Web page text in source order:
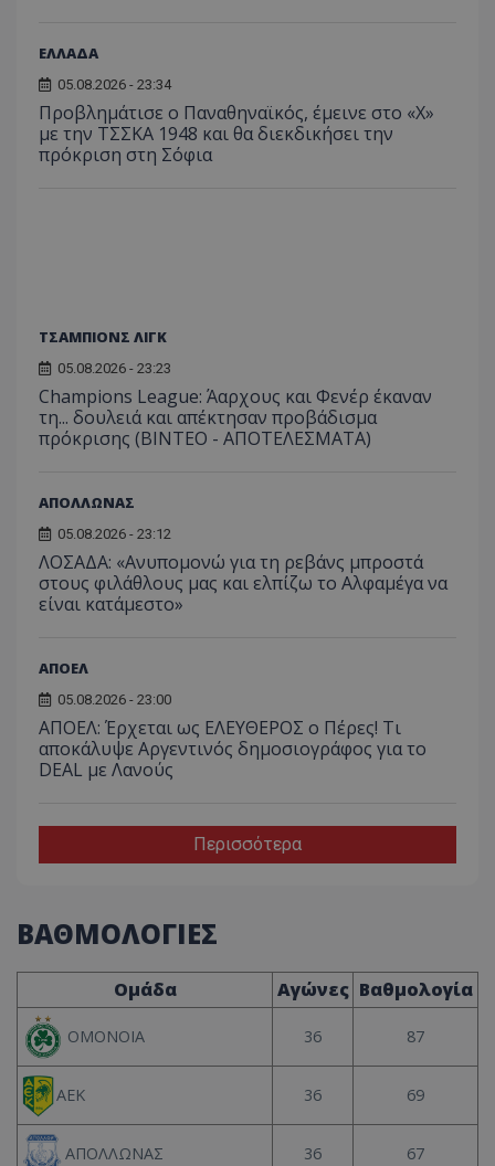
ΕΛΛΑΔΑ
05.08.2026 - 23:34
Προβλημάτισε ο Παναθηναϊκός, έμεινε στο «Χ»
με την ΤΣΣΚΑ 1948 και θα διεκδικήσει την
πρόκριση στη Σόφια
ΤΣΑΜΠΙΟΝΣ ΛΙΓΚ
05.08.2026 - 23:23
Champions League: Άαρχους και Φενέρ έκαναν
τη... δουλειά και απέκτησαν προβάδισμα
πρόκρισης (ΒΙΝΤΕΟ - ΑΠΟΤΕΛΕΣΜΑΤΑ)
ΑΠΟΛΛΩΝΑΣ
05.08.2026 - 23:12
ΛΟΣΑΔΑ: «Ανυπομονώ για τη ρεβάνς μπροστά
στους φιλάθλους μας και ελπίζω το Αλφαμέγα να
είναι κατάμεστο»
ΑΠΟΕΛ
05.08.2026 - 23:00
ΑΠΟΕΛ: Έρχεται ως ΕΛΕΥΘΕΡΟΣ ο Πέρες! Τι
αποκάλυψε Αργεντινός δημοσιογράφος για το
DEAL με Λανούς
Περισσότερα
ΒΑΘΜΟΛΟΓΙΕΣ
Ομάδα Αγώνες Βαθμολογία
ΟΜΟΝΟΙΑ 36 87
ΑΕΚ 36 69
ΑΠΟΛΛΩΝΑΣ 36 67